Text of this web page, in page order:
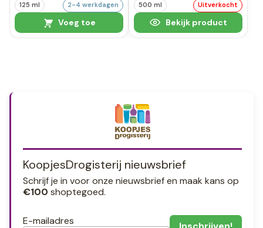
125 ml 2-4 werkdagen
Voeg toe
500 ml Uitverkocht
Bekijk product
KoopjesDrogisterij nieuwsbrief
Schrijf je in voor onze nieuwsbrief en maak kans op
€100 shoptegoed.
E-mailadres